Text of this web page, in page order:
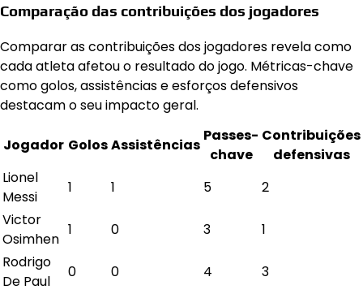
Comparação das contribuições dos jogadores
Comparar as contribuições dos jogadores revela como
cada atleta afetou o resultado do jogo. Métricas-chave
como golos, assistências e esforços defensivos
destacam o seu impacto geral.
Jogador GolosAssistências
Passes-
chave
Contribuições
defensivas
Lionel
Messi
1 1 5
2
Victor
Osimhen
1 0 3
1
Rodrigo
De Paul
0 0 4 3